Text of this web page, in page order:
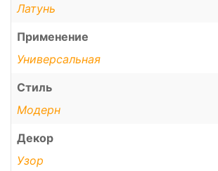
Латунь
Применение
Универсальная
Стиль
Модерн
Декор
Узор